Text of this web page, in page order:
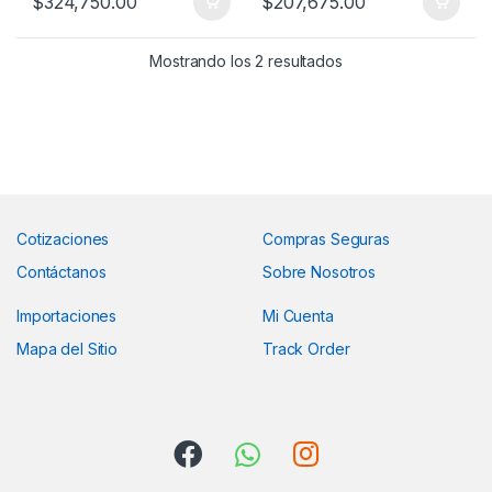
Mostrando los 2 resultados
Cotizaciones
Contáctanos
Compras Seguras
Sobre Nosotros
Importaciones
Mapa del Sitio
Mi Cuenta
Track Order